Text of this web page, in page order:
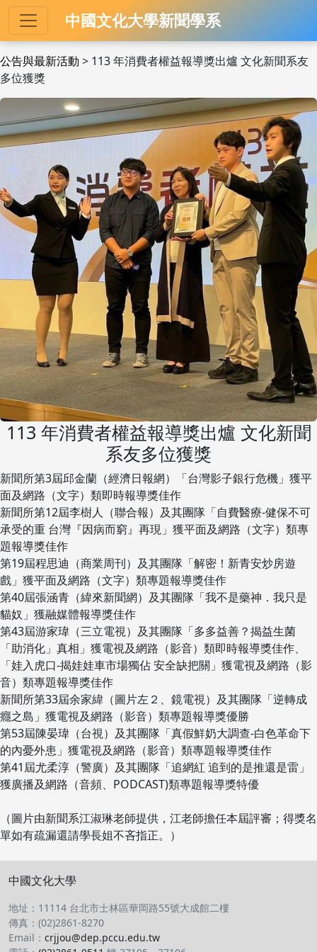
中國文化大學新聞學系
公告與最新活動 > 113 年消費者權益報導獎出爐 文化新聞系友
多位獲獎
113 年消費者權益報導獎出爐 文化新聞
系友多位獲獎
新聞所第3屆邱金蘭（經濟日報網）「台灣影子銀行危機」獲平
面及網路（文字）類即時報導獎佳作
新聞所第12屆李樹人（聯合報）及其團隊「自費醫療-健保不可
承受的重 台灣『因病而窮』再現」獲平面及網路（文字）類專
題報導獎佳作
第19屆程思迪（商業周刊）及其團隊「解密！新青安炒房遊
戲」獲平面及網路（文字）類專題報導獎佳作
第40屆張涵青（緯來新聞網）及其團隊「我不是藥神．我只是
貓奴」獲融媒體報導獎佳作
第43屆游家瑋（三立電視）及其團隊「多多益善？揭益生菌
「助消化」真相」獲電視及網路（影音）類即時報導獎佳作、
「娃入虎口-揭娃娃車市場獨佔 安全缺把關」獲電視及網路（影
音）類專題報導獎佳作
新聞所第33屆余家緯（圖片左２、鏡電視）及其團隊「逆轉成
癮之島」獲電視及網路（影音）類專題報導獎優勝
第53屆陳晏瑋（台視）及其團隊「真假鮮奶大調查-白色革命下
的內憂外患」獲電視及網路（影音）類專題報導獎佳作
第41屆尤柔淳（警廣）及其團隊「追網紅 追到的是推還是雷」
獲廣播及網路（音頻、PODCAST)類專題報導獎特優
（圖片由新聞系江淑琳老師提供，江老師擔任本屆評審；得獎名
單如有疏漏還請學長姐不吝指正。）
中國文化大學
地址：11114 台北市士林區華岡路55號大成館二樓
傳真：(02)2861-8270
Email： crjjou@dep.pccu.edu.tw